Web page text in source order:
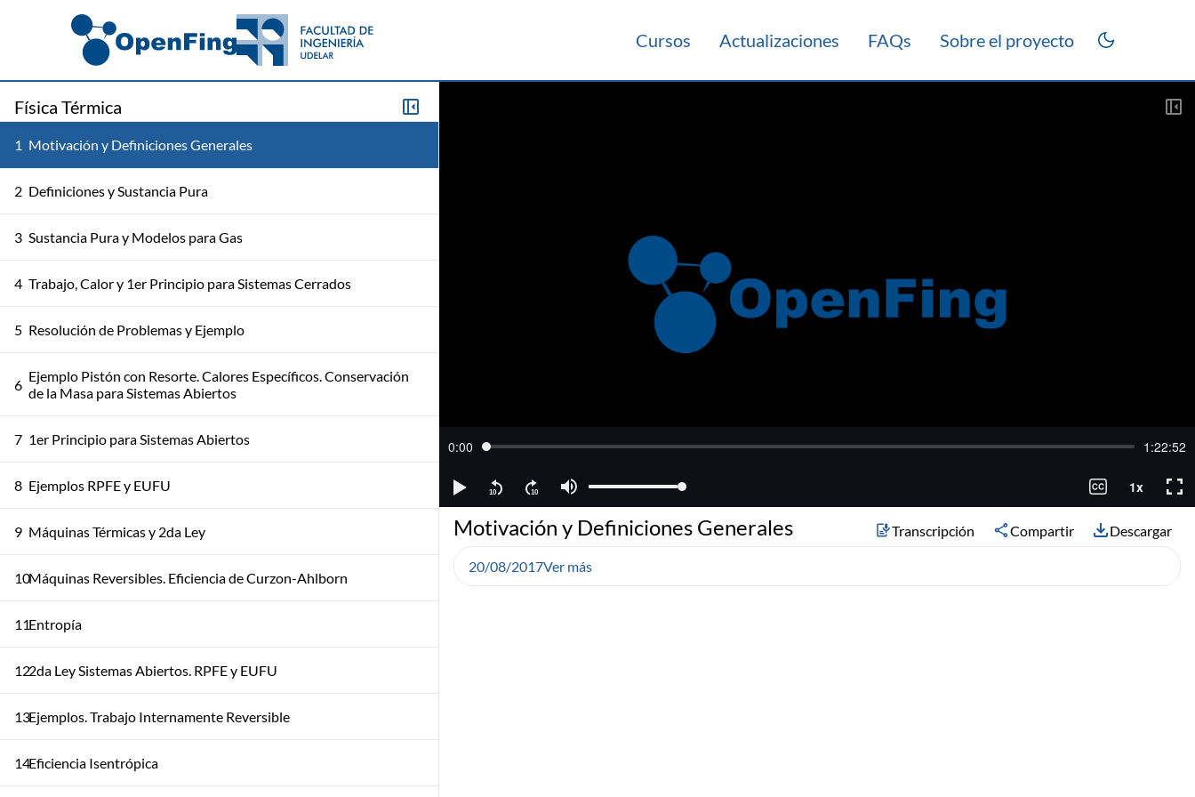
Cursos Actualizaciones FAQs Sobre el proyecto
Física Térmica
1 Motivación y Definiciones Generales
2 Definiciones y Sustancia Pura
3 Sustancia Pura y Modelos para Gas
4 Trabajo, Calor y 1er Principio para Sistemas Cerrados
5 Resolución de Problemas y Ejemplo
6 Ejemplo Pistón con Resorte. Calores Específicos. Conservación
de la Masa para Sistemas Abiertos
7 1er Principio para Sistemas Abiertos
8 Ejemplos RPFE y EUFU
9 Máquinas Térmicas y 2da Ley
10Máquinas Reversibles. Eficiencia de Curzon-Ahlborn
11Entropía
122da Ley Sistemas Abiertos. RPFE y EUFU
13Ejemplos. Trabajo Internamente Reversible
14Eficiencia Isentrópica
Motivación y Definiciones Generales Transcripción Compartir Descargar
20/08/2017Ver más